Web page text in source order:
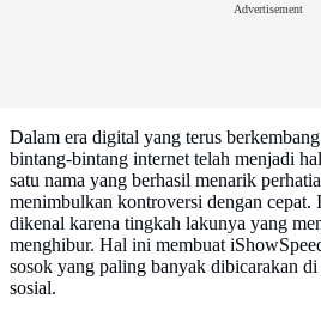
Advertisement
Dalam era digital yang terus
bintang-bintang internet telah menjadi
satu nama yang berhasil menarik
menimbulkan kontroversi dengan cepat.
dikenal karena tingkah lakunya yang
menghibur. Hal ini membuat
sosok yang paling banyak dibicarakan
sosial.